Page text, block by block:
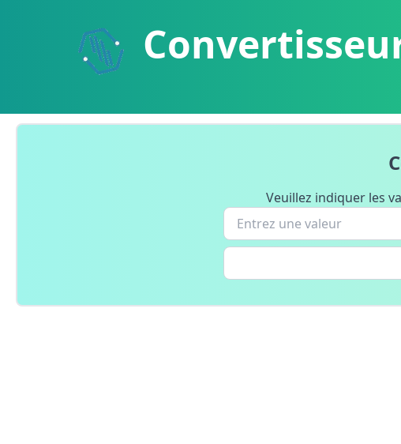
Veuillez indiquer les